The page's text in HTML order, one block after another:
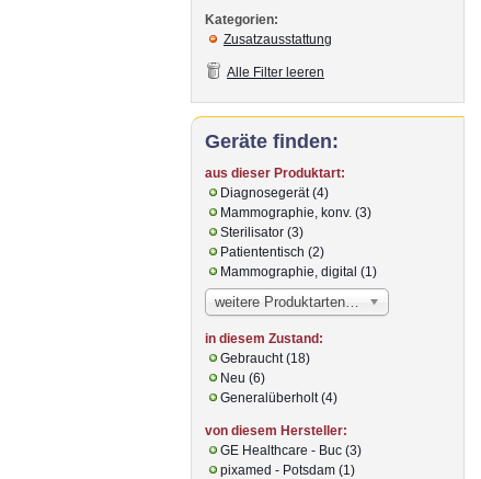
Kategorien:
Zusatzausstattung
Alle Filter leeren
Geräte finden:
aus dieser Produktart:
Diagnosegerät (4)
Mammographie, konv. (3)
Sterilisator (3)
Patiententisch (2)
Mammographie, digital (1)
weitere Produktarten…
in diesem Zustand:
Gebraucht (18)
Neu (6)
Generalüberholt (4)
von diesem Hersteller:
GE Healthcare - Buc (3)
pixamed - Potsdam (1)